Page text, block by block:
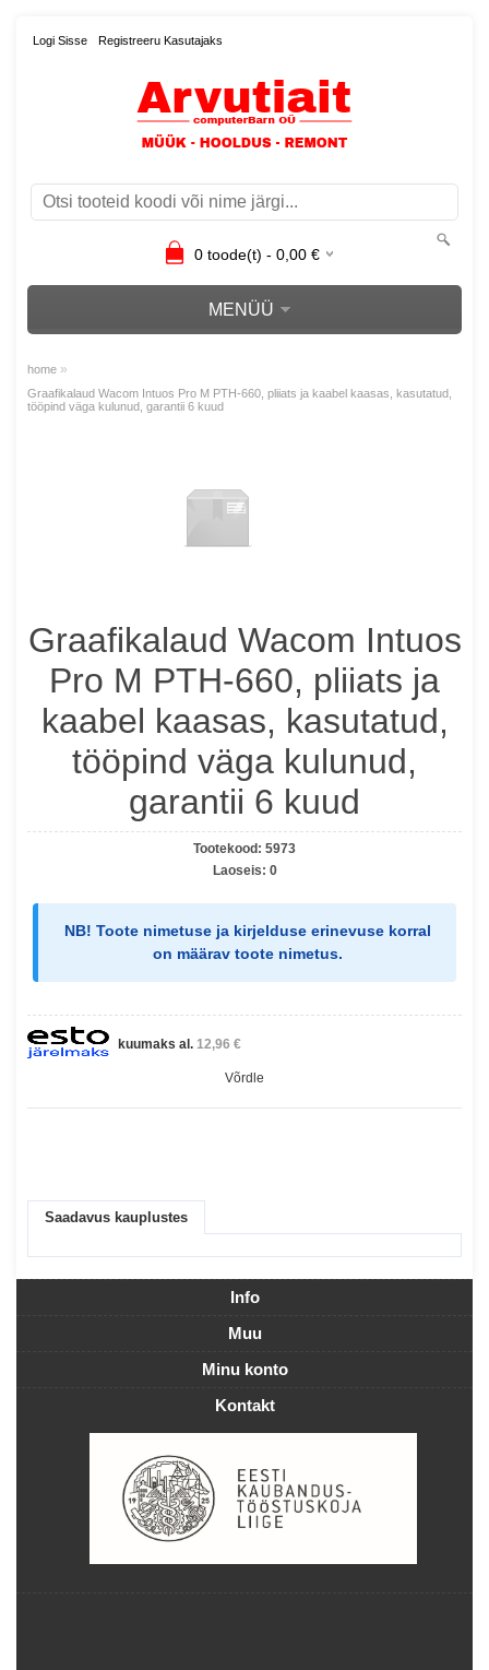
Logi Sisse Registreeru Kasutajaks
0toode(t) - 0,00€
MENÜÜ
home »
Graafikalaud Wacom Intuos Pro M PTH-660, pliiats ja kaabel kaasas, kasutatud,
tööpind väga kulunud, garantii 6 kuud
Graafikalaud Wacom Intuos
Pro M PTH-660, pliiats ja
kaabel kaasas, kasutatud,
tööpind väga kulunud,
garantii 6 kuud
Tootekood: 5973
Laoseis: 0
NB! Toote nimetuse ja kirjelduse erinevuse korral
on määrav toote nimetus.
kuumaks al. 12,96 €
Võrdle
Saadavus kauplustes
Info
Muu
Minu konto
Kontakt